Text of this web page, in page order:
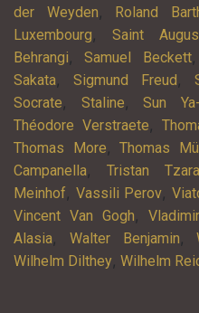
der Weyden, Roland
Luxembourg, Saint
Behrangi,Samuel Beckett
Sakata, Sigmund Freud ,
Socrate, Staline,Sun
Théodore Verstraete,
Thomas More, Thomas
Campanella, Tristan Tzara
Meinhof, Vassili Perov,
Vincent Van Gogh,
Alasia, Walter Benjamin,
Wilhelm Dilthey, Wilhelm